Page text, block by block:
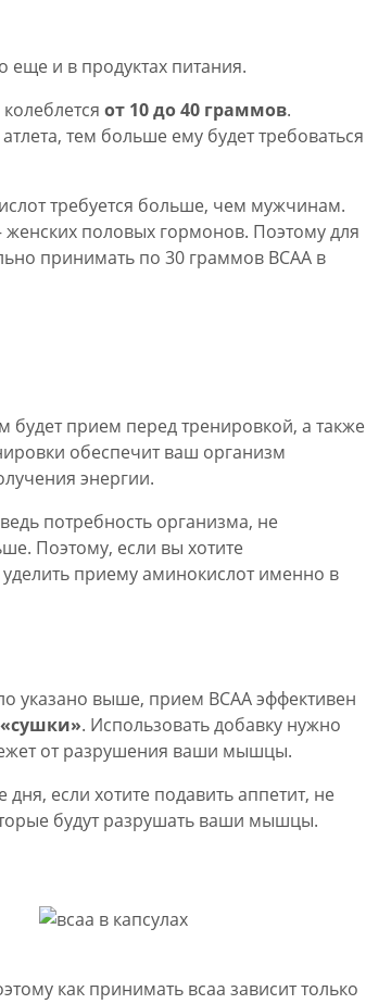
еще и в продуктах питания.
от 10 до 40 граммов.
тем больше ему будет требоваться
требуется больше, чем мужчинам.
половых гормонов. Поэтому для
принимать по 30 граммов BCAA в
прием перед тренировкой, а также
обеспечит ваш организм
энергии.
потребность организма, не
Поэтому, если вы хотите
приему аминокислот именно в
указано выше, прием BCAA эффективен
«сушки». Использовать добавку нужно
от разрушения ваши мышцы.
если хотите подавить аппетит, не
будут разрушать ваши мышцы.
как принимать всаа зависит только